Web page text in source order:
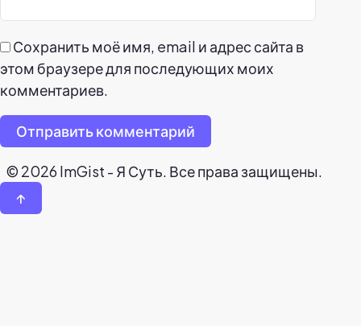
Сохранить моё имя, email и адрес сайта в
этом браузере для последующих моих
комментариев.
Отправить комментарий
© 2026 ImGist - Я Суть. Все права защищены.
↑